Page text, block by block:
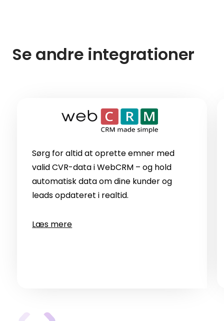
Se andre integrationer
Sørg for altid at oprette emner med
valid CVR-data i WebCRM – og hold
automatisk data om dine kunder og
leads opdateret i realtid.
Læs mere